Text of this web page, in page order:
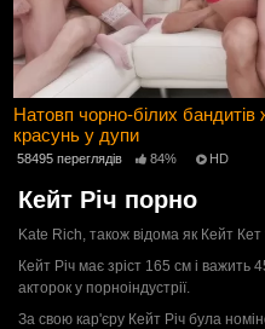
Натовп чорно-білих
красунь у дупи
58495 переглядів 84% HD
Кейт Річ порно
Kate Rich, також відома як Кейт
Кейт Річ має зріст 165 см і
акторок у порноіндустрії.
За свою кар'єру Кейт Річ була